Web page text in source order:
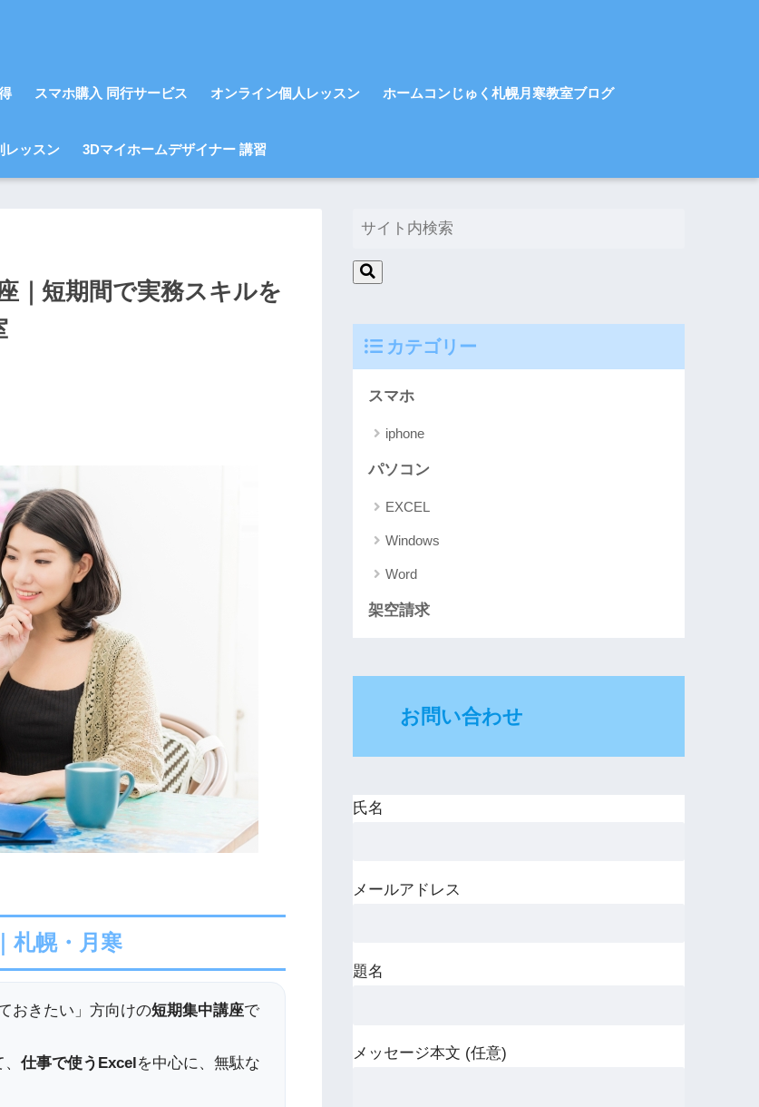
スマホ購入 同行サービス オンライン個人レッスン ホームコンじゅく札幌月寒教室ブログ
レッスン 3Dマイホームデザイナー 講習
｜短期間で実務スキルを
札幌・月寒
おきたい」方向けの短期集中講座で
仕事で使うExcelを中心に、無駄な
カテゴリー
スマホ
iphone
パソコン
EXCEL
Windows
Word
架空請求
お問い合わせ
氏名
メールアドレス
題名
メッセージ本文 (任意)